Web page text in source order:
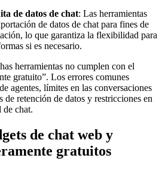
de datos de chat: Las herramientas
de datos de chat para fines de
lo que garantiza la flexibilidad para
si es necesario.
herramientas no cumplen con el
gratuito”. Los errores comunes
agentes, límites en las conversaciones
de retención de datos y restricciones en
chat.
de chat web y
gratuitos